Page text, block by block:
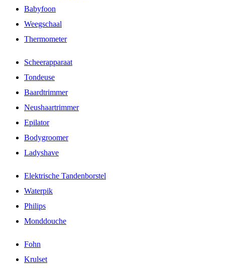
Babyfoon
Weegschaal
Thermometer
Scheerapparaat
Tondeuse
Baardtrimmer
Neushaartrimmer
Epilator
Bodygroomer
Ladyshave
Elektrische Tandenborstel
Waterpik
Philips
Monddouche
Fohn
Krulset